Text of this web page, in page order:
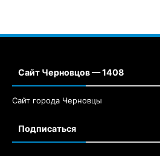
Сайт Черновцов — 1408
Сайт города Черновцы
Подписаться